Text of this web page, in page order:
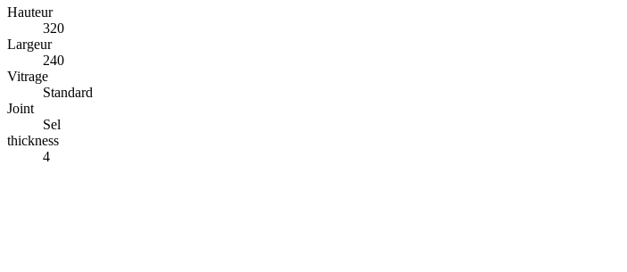
Hauteur
320
Largeur
240
Vitrage
Standard
Joint
Sel
thickness
4